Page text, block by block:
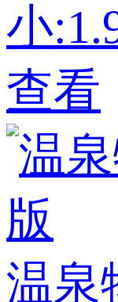
小
查看
温泉